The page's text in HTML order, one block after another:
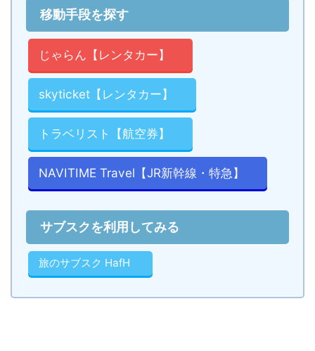
移動手段を探す
じゃらん【レンタカー】
skyticket【レンタカー】
トラベリスト【航空券】
NAVITIME Travel【JR新幹線・特急】
サブスクを利用してみる
旅のサブスク HafH